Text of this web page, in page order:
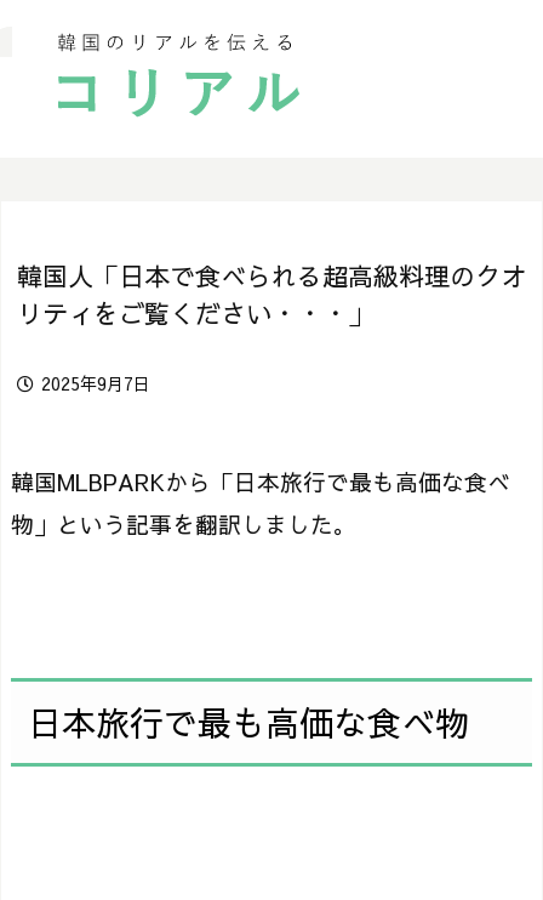
韓国人「日本で食べられる超高級料理のクオ
リティをご覧ください・・・」
2025年9月7日
韓国MLBPARKから「日本旅行で最も高価な食べ
物」という記事を翻訳しました。
日本旅行で最も高価な食べ物